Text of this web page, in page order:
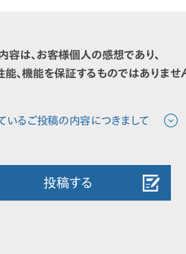
容は、お客様個人の感想であり、
、機能を保証するものではありませ
投稿する